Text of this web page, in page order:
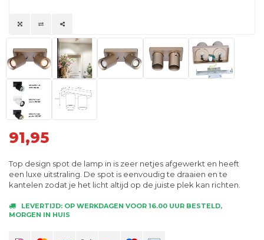
91,95
Top design spot de lamp in is zeer netjes afgewerkt en heeft
een luxe uitstraling. De spot is eenvoudig te draaien en te
kantelen zodat je het licht altijd op de juiste plek kan richten.
LEVERTIJD: OP WERKDAGEN VOOR 16.00 UUR BESTELD,
MORGEN IN HUIS